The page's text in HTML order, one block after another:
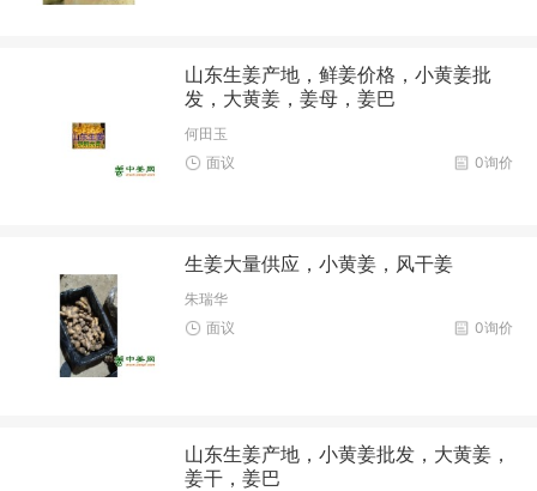
山东生姜产地，鲜姜价格，小黄姜批
发，大黄姜，姜母，姜巴
何田玉
0询价
面议
生姜大量供应，小黄姜，风干姜
朱瑞华
0询价
面议
山东生姜产地，小黄姜批发，大黄姜，
姜干，姜巴